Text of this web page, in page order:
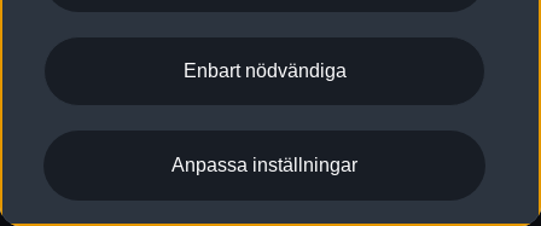
Lediga tjänster huvudkontor
Lediga tjänster hos Audi Återförsäljare
Kommentar till mediauppgifter om dataläcka
Enbart nödvändiga
Anpassa inställningar